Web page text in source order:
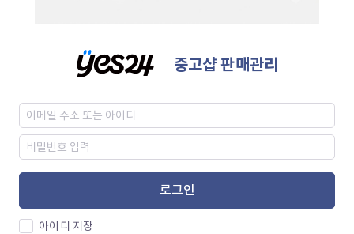
중고샵 판매관리
로그인
아이디 저장